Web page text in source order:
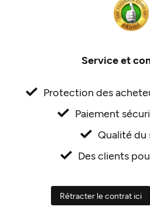
Service et
Protection des
Paiement
Qualité du
Des clients
Rétracter le contrat ici